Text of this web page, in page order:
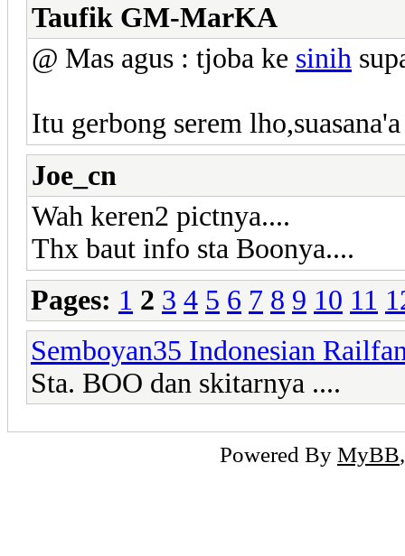
Taufik GM-MarKA
@ Mas agus : tjoba ke sinih
Itu gerbong serem
Joe_cn
Wah keren2 pictnya....
Thx baut info sta Boonya....
Pages: 1 2 3 4 5 6 7 8 9 10 11
Semboyan35 Indonesian
Sta. BOO dan skitarnya ....
Powered By MyBB